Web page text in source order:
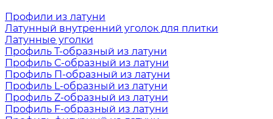
Профили из латуни
Латунный внутренний уголок для плитки
Латунные уголки
Профиль Т-образный из латуни
Профиль С-образный из латуни
Профиль П-образный из латуни
Профиль L-образный из латуни
Профиль Z-образный из латуни
Профиль F-образный из латуни